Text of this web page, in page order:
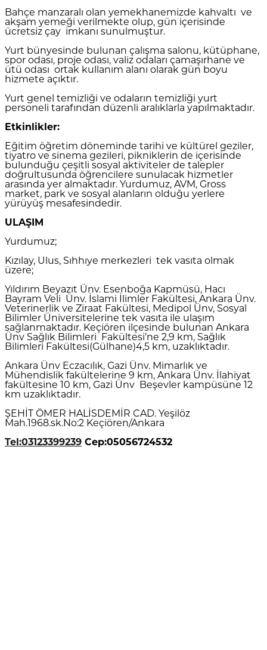
Bahçe manzaralı olan yemekhanemizde kahvaltı ve
akşam yemeği verilmekte olup, gün içerisinde
ücretsiz çay imkanı sunulmuştur.
Yurt bünyesinde bulunan çalışma salonu, kütüphane,
spor odası, proje odası, valiz odaları çamaşırhane ve
ütü odası ortak kullanım alanı olarak gün boyu
hizmete açıktır.
Yurt genel temizliği ve odaların temizliği yurt
personeli tarafından düzenli aralıklarla yapılmaktadır.
Etkinlikler:
Eğitim öğretim döneminde tarihi ve kültürel geziler,
tiyatro ve sinema gezileri, pikniklerin de içerisinde
bulunduğu çeşitli sosyal aktiviteler de talepler
doğrultusunda öğrencilere sunulacak hizmetler
arasında yer almaktadır. Yurdumuz, AVM, Gross
market, park ve sosyal alanların olduğu yerlere
yürüyüş mesafesindedir.
ULAŞIM
Yurdumuz;
Kızılay, Ulus, Sıhhıye merkezleri tek vasıta olmak
üzere;
Yıldırım Beyazıt Ünv. Esenboğa Kapmüsü, Hacı
Bayram Veli Ünv. İslami İlimler Fakültesi, Ankara Ünv.
Veterinerlik ve Ziraat Fakültesi, Medipol Ünv, Sosyal
Bilimler Üniversitelerine tek vasıta ile ulaşım
sağlanmaktadır. Keçiören ilçesinde bulunan Ankara
Ünv Sağlık Bilimleri Fakültesi’ne 2,9 km, Sağlık
Bilimleri Fakültesi(Gülhane)4,5 km, uzaklıktadır.
Ankara Ünv Eczacılık, Gazi Ünv. Mimarlık ve
Mühendislik fakültelerine 9 km, Ankara Ünv. İlahiyat
fakültesine 10 km, Gazi Ünv Beşevler kampüsüne 12
km uzaklıktadır.
ŞEHİT ÖMER HALİSDEMİR CAD. Yeşilöz
Mah.1968.sk.No:2 Keçiören/Ankara
Tel:03123399239 Cep:05056724532